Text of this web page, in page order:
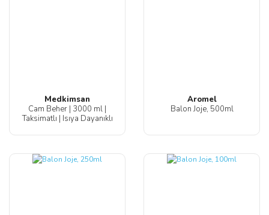
Medkimsan
Cam Beher | 3000 ml |
Taksimatlı | Isıya Dayanıklı
Aromel
Balon Joje, 500ml